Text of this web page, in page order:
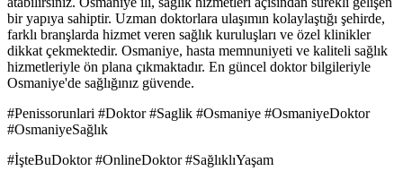
bir yapıya sahiptir. Uzman doktorlara ulaşımın kolaylaştığı şehirde,
farklı branşlarda hizmet veren sağlık kuruluşları ve özel klinikler
dikkat çekmektedir. Osmaniye, hasta memnuniyeti ve kaliteli sağlık
hizmetleriyle ön plana çıkmaktadır. En güncel doktor bilgileriyle
Osmaniye'de sağlığınız güvende.
#Penissorunlari #Doktor #Saglik #Osmaniye #OsmaniyeDoktor
#OsmaniyeSağlık
#İşteBuDoktor #OnlineDoktor #SağlıklıYaşam